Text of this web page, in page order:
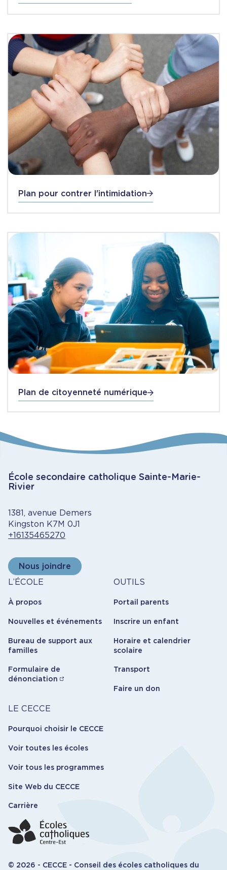
Plan pour contrer l'intimidation
Plan de citoyenneté numérique
École secondaire catholique Sainte-Marie-
Rivier
1381, avenue Demers
Kingston K7M 0J1
+16135465270
Nous joindre
À
propos
L’ÉCOLE
À propos
Nouvelles et événements
Bureau de support aux
familles
Formulaire de
dénonciation
Outils
OUTILS
Portail parents
Inscrire un enfant
Horaire et calendrier
scolaire
Transport
Faire un don
Carrière
LE CECCE
Pourquoi choisir le CECCE
Voir toutes les écoles
Voir tous les programmes
Site Web du CECCE
Carrière
© 2026 - CECCE - Conseil des écoles catholiques du